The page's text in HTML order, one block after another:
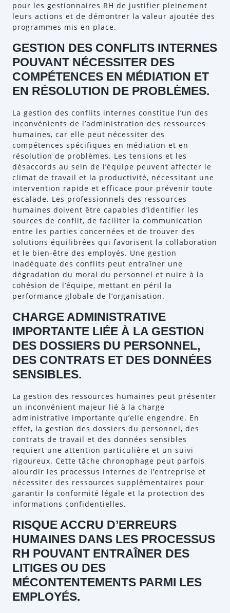
pour les gestionnaires RH de justifier pleinement
leurs actions et de démontrer la valeur ajoutée des
programmes mis en place.
GESTION DES CONFLITS INTERNES
POUVANT NÉCESSITER DES
COMPÉTENCES EN MÉDIATION ET
EN RÉSOLUTION DE PROBLÈMES.
La gestion des conflits internes constitue l’un des
inconvénients de l’administration des ressources
humaines, car elle peut nécessiter des
compétences spécifiques en médiation et en
résolution de problèmes. Les tensions et les
désaccords au sein de l’équipe peuvent affecter le
climat de travail et la productivité, nécessitant une
intervention rapide et efficace pour prévenir toute
escalade. Les professionnels des ressources
humaines doivent être capables d’identifier les
sources de conflit, de faciliter la communication
entre les parties concernées et de trouver des
solutions équilibrées qui favorisent la collaboration
et le bien-être des employés. Une gestion
inadéquate des conflits peut entraîner une
dégradation du moral du personnel et nuire à la
cohésion de l’équipe, mettant en péril la
performance globale de l’organisation.
CHARGE ADMINISTRATIVE
IMPORTANTE LIÉE À LA GESTION
DES DOSSIERS DU PERSONNEL,
DES CONTRATS ET DES DONNÉES
SENSIBLES.
La gestion des ressources humaines peut présenter
un inconvénient majeur lié à la charge
administrative importante qu’elle engendre. En
effet, la gestion des dossiers du personnel, des
contrats de travail et des données sensibles
requiert une attention particulière et un suivi
rigoureux. Cette tâche chronophage peut parfois
alourdir les processus internes de l’entreprise et
nécessiter des ressources supplémentaires pour
garantir la conformité légale et la protection des
informations confidentielles.
RISQUE ACCRU D’ERREURS
HUMAINES DANS LES PROCESSUS
RH POUVANT ENTRAÎNER DES
LITIGES OU DES
MÉCONTENTEMENTS PARMI LES
EMPLOYÉS.